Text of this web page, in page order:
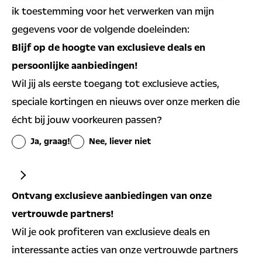
ik toestemming voor het verwerken van mijn
gegevens voor de volgende doeleinden:
Blijf op de hoogte van exclusieve deals en
persoonlijke aanbiedingen!
Wil jij als eerste toegang tot exclusieve acties,
speciale kortingen en nieuws over onze merken die
écht bij jouw voorkeuren passen?
Ja, graag! Nee, liever niet
Algemene aanbiedingen en nieuws ontvangen
Ja Nee
Persoonlijke aanbiedingen op basis van mijn
voorkeuren ontvangen
Ontvang exclusieve aanbiedingen van onze
vertrouwde partners!
Wil je ook profiteren van exclusieve deals en
interessante acties van onze vertrouwde partners